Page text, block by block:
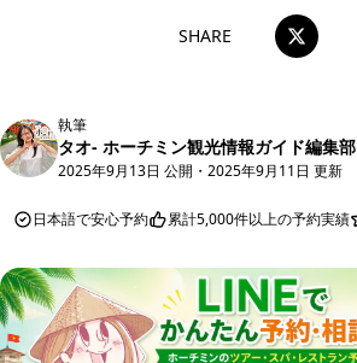
SHARE
執筆
タオ- ホーチミン観光情報ガイド編集部
2025年9月13日 公開 ・ 2025年9月11日 更新
日本語で安心予約 累計5,000件以上の予約実績